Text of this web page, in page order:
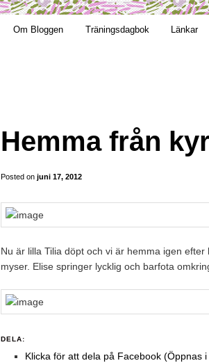
Om Bloggen Träningsdagbok Länkar
Hemma från
Posted on juni 17, 2012
Nu är lilla Tilia döpt och vi är hemma igen
myser. Elise springer lycklig och barfota
DELA:
Klicka för att dela på Facebook (Öppnas